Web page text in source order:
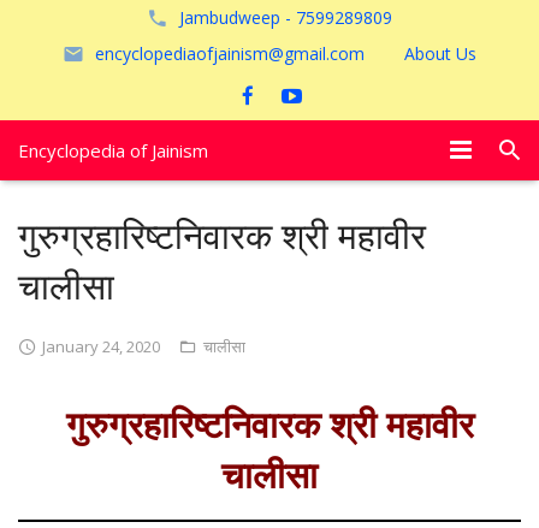
Jambudweep - 7599289809
encyclopediaofjainism@gmail.com
About Us
Encyclopedia of Jainism
पूजायें
गुरुग्रहारिष्टनिवारक श्री महावीर
चालीसा
January 24, 2020 चालीसा
गुरुग्रहारिष्टनिवारक श्री महावीर
चालीसा